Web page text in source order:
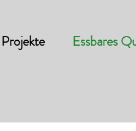
Projekte Essbares